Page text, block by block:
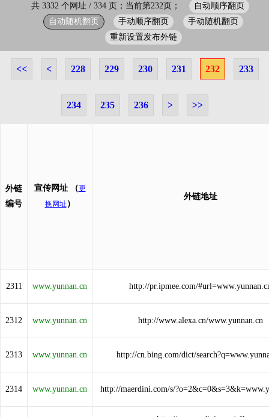
共 3332 个网址 / 334 页；当前第232页；
自动顺序翻页
自动随机翻页
手动顺序翻页
手动随机翻页
重新设置发布外链
<< < 228 229 230 231 232 233
234 235 236 > >>
外链
编号
宣传网址 （更
换网址 ）
外链地址
2311 www.yunnan.cn http://pr.ipmee.com/
2312 www.yunnan.cn http://www.alexa.cn/www.yunnan.cn
2313 www.yunnan.cn http://cn.bing.com/dict/
2314 www.yunnan.cn http://maerdini.com/s/